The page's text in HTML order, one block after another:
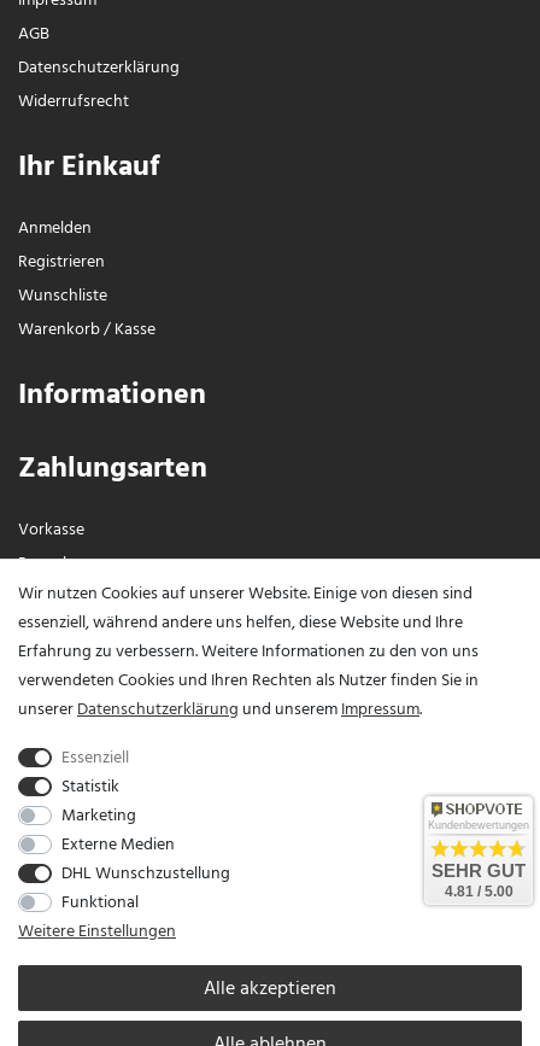
AGB
Daten­schutz­erklärung
Widerrufs­recht
Ihr Einkauf
Anmelden
Registrieren
Wunschliste
Warenkorb/Kasse
Informationen
Zahlungsarten
Vorkasse
Paypal
Visa / Mastercard
Vertrag widerrufen?
Unser Unternehmen sammelt über den unabhängigen Dienstleister SHOPVOTE
Bewertungen. SHOPVOTE setzt automatische und manuelle Maßnahmen ein, um
Bewertungen zu verifizieren.
SHOPVOTE finden Sie hier.
* Alle Preise verstehen sich inkl. gesetzl. MwSt. zzgl.Versandkosten
Wir nutzen Cookies auf unserer Website. Einige von diesen sind
essenziell, während andere uns helfen, diese Website und Ihre
Erfahrung zu verbessern. Weitere Informationen zu den von uns
verwendeten Cookies und Ihren Rechten als Nutzer finden Sie in
unsererDaten­schutz­erklärung und unseremImpressum.
Essenziell
Statistik
Marketing
Externe Medien
DHL Wunschzustellung
Funktional
Weitere Einstellungen
Alle akzeptieren
Kundenbewertungen
SEHR GUT
4.81 / 5.00